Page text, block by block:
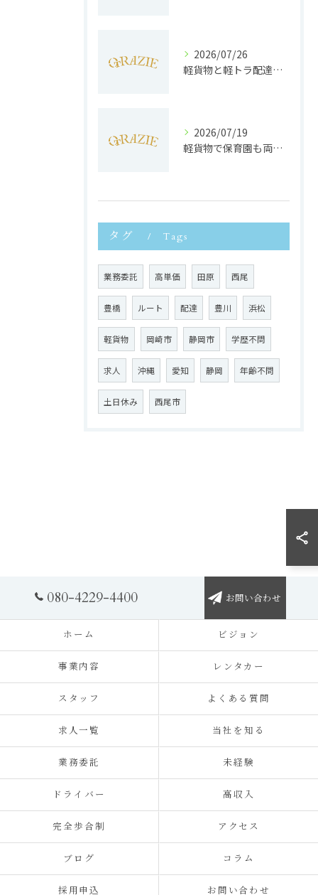
2026/07/26
軽貨物と軽トラ配達の収益実態と独立へのステップを徹底解説
2026/07/19
軽貨物で保育園も両立静岡県浜松市で子育てと働きやすさを実現する方法
タグ Tags
業務委託 高単価 田原 西尾
豊橋 ルート 配達 豊川 浜松
軽貨物 岡崎市 静岡市 学歴不問
求人 沖縄 愛知 静岡 年齢不問
土日休み 西尾市
080-4229-4400 お問い合わせ
ホーム ビジョン
事業内容 レンタカー
スタッフ よくある質問
求人一覧 当社を知る
業務委託 未経験
ドライバー 高収入
完全歩合制 アクセス
ブログ コラム
採用申込 お問い合わせ